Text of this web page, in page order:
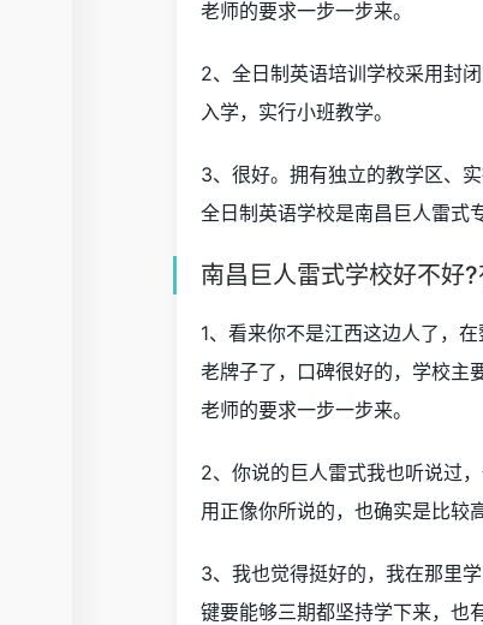
老师的要求一步一步来。
2、全日制英语培训学校采用封
入学，实行小班教学。
3、很好。拥有独立的教学区、
全日制英语学校是南昌巨人雷式
南昌巨人雷式学校好不好
1、看来你不是江西这边人了，
老牌子了，口碑很好的，学校主
老师的要求一步一步来。
2、你说的巨人雷式我也听说过
用正像你所说的，也确实是比较
3、我也觉得挺好的，我在那里
键要能够三期都坚持学下来，也